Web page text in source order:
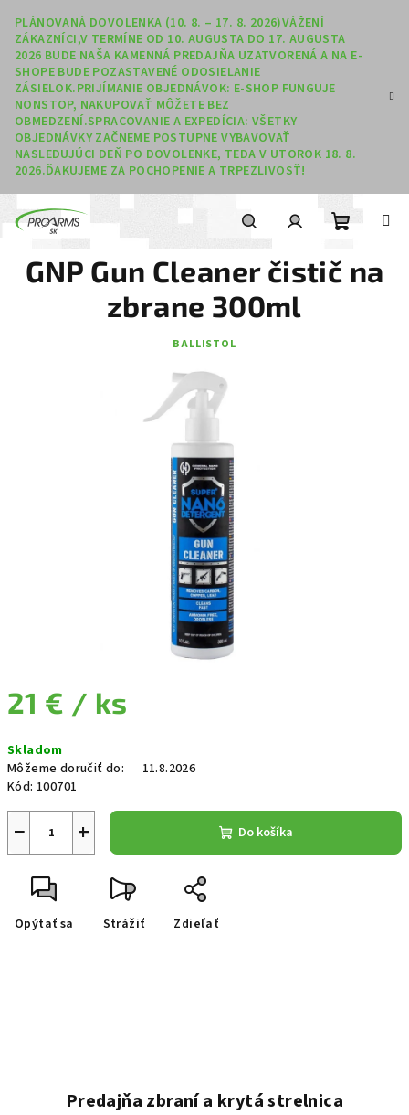
PLÁNOVANÁ DOVOLENKA (10. 8. – 17. 8. 2026)VÁŽENÍ
ZÁKAZNÍCI,V TERMÍNE OD 10. AUGUSTA DO 17. AUGUSTA
2026 BUDE NAŠA KAMENNÁ PREDAJŇA UZATVORENÁ A NA E-
SHOPE BUDE POZASTAVENÉ ODOSIELANIE
ZÁSIELOK.PRIJÍMANIE OBJEDNÁVOK: E-SHOP FUNGUJE
NONSTOP, NAKUPOVAŤ MÔŽETE BEZ
OBMEDZENÍ.SPRACOVANIE A EXPEDÍCIA: VŠETKY
OBJEDNÁVKY ZAČNEME POSTUPNE VYBAVOVAŤ
NASLEDUJÚCI DEŇ PO DOVOLENKE, TEDA V UTOROK 18. 8.
2026.ĎAKUJEME ZA POCHOPENIE A TRPEZLIVOSŤ!
Hľadať
21 € / ks
Skladom
Môžeme doručiť do:
11.8.2026
Kód: 100701
+
− Do košíka
Opýtať sa Strážiť Zdieľať
GNP Gun Cleaner čistič na
zbrane 300ml
BALLISTOL
Predajňa zbraní a krytá strelnica